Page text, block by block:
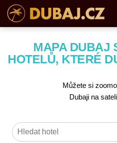
MAPA DUBAJ
HOTELŮ, KTERÉ
Můžete si
Dubaji na